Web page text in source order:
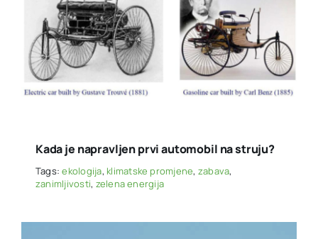
Kada je napravljen prvi automobil na struju?
Tags:ekologija, klimatske promjene, zabava,
zanimljivosti, zelena energija